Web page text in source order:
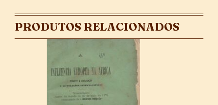
PRODUTOS RELACIONADOS